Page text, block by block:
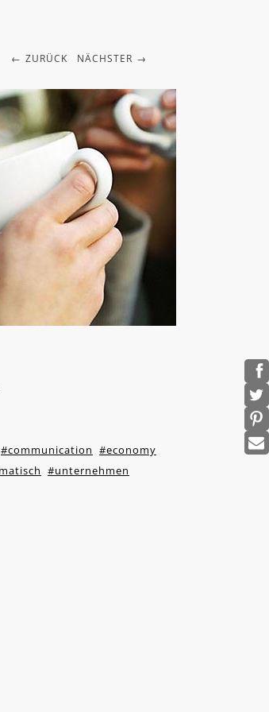
ZURÜCK NÄCHSTER
#communication #economy
#unternehmen